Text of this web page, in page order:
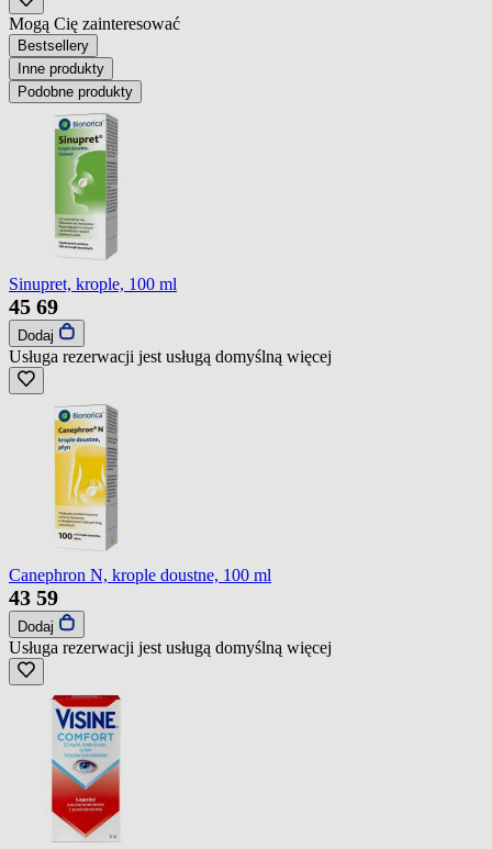
Mogą Cię zainteresować
Bestsellery
Inne produkty
Podobne produkty
Sinupret, krople, 100 ml
45 69
Dodaj
Usługa rezerwacji jest usługą domyślną więcej
Canephron N, krople doustne, 100 ml
43 59
Dodaj
Usługa rezerwacji jest usługą domyślną więcej